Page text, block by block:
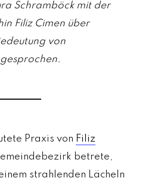
Schramböck mit der
Filiz Cimen über
von
Praxis von Filiz
betrete,
strahlenden Lächeln